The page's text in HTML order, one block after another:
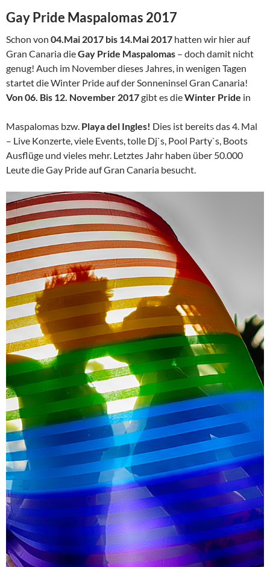
Gay Pride Maspalomas 2017
Schon von 04.Mai 2017 bis 14.Mai 2017 hatten wir hier auf
Gran Canaria dieGay Pride Maspalomas – doch damit nicht
genug! Auch im November dieses Jahres, in wenigen Tagen
startet die Winter Pride auf der Sonneninsel Gran Canaria!
Von 06. Bis 12. November 2017gibt es dieWinter Pride in
Maspalomas bzw. Playa del Ingles! Dies ist bereits das 4. Mal
– Live Konzerte, viele Events, tolle Dj`s, Pool Party`s, Boots
Ausflüge und vieles mehr. Letztes Jahr haben über 50.000
Leute die Gay Pride auf Gran Canaria besucht.